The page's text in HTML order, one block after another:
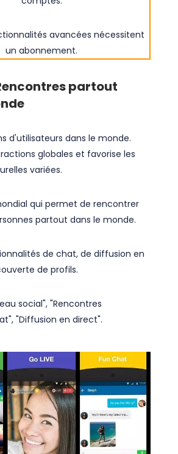
avancées nécessitent
un abonnement.
partout
d'utilisateurs dans le monde.
globales et favorise les
variées.
qui permet de rencontrer
partout dans le monde.
de chat, de diffusion en
de profils.
social", "Rencontres
"Diffusion en direct".